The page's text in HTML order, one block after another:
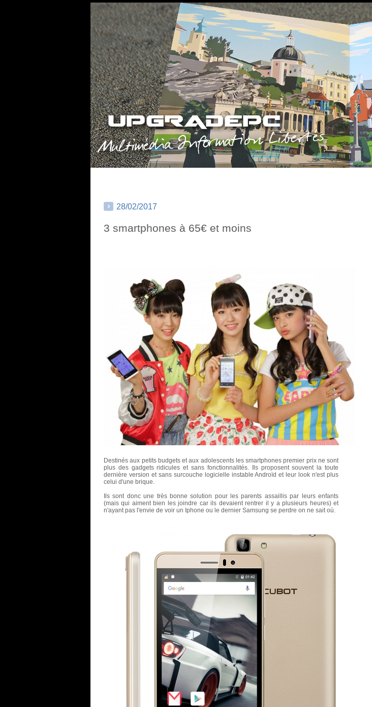
28/02/2017
3 smartphones à 65€ et moins
Destinés aux petits budgets et aux adolescents les smartphones premier prix ne sont
plus des gadgets ridicules et sans fonctionnalités. Ils proposent souvent la toute
dernière version et sans surcouche logicielle instable Androïd et leur look n'est plus
celui d'une brique.
Ils sont donc une très bonne solution pour les parents assaillis par leurs enfants
(mais qui aiment bien les joindre car ils devaient rentrer il y a plusieurs heures) et
n'ayant pas l'envie de voir un Iphone ou le dernier Samsung se perdre on ne sait où.